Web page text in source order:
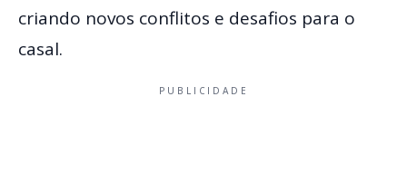
criando novos conflitos e desafios para o
casal.
PUBLICIDADE